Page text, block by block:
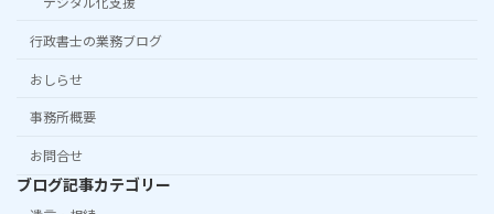
行政書士の業務ブログ
おしらせ
事務所概要
お問合せ
ブログ記事カテゴリー